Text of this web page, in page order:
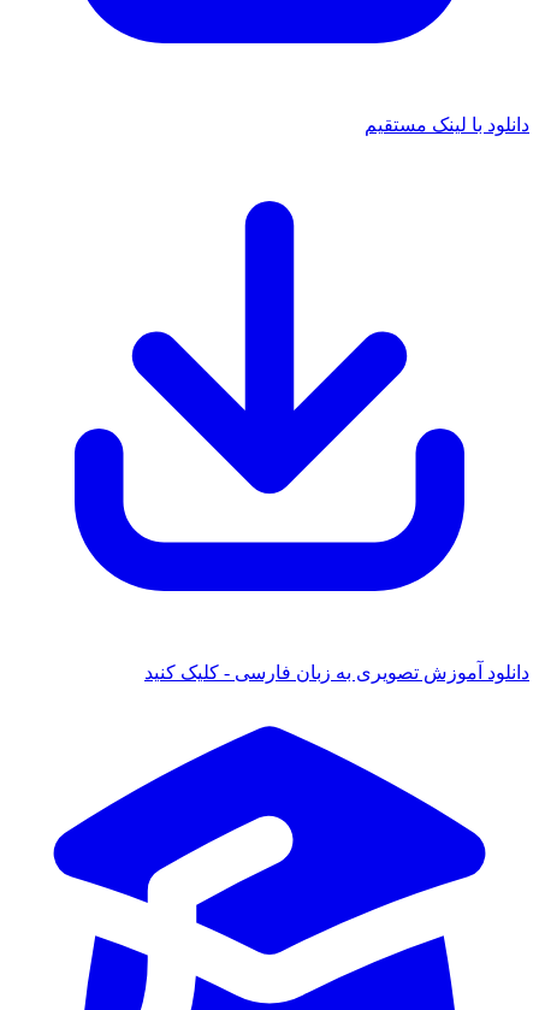
دانلود با لینک مستقیم
دانلود آموزش تصویری به زبان فارسی - کلیک کنید